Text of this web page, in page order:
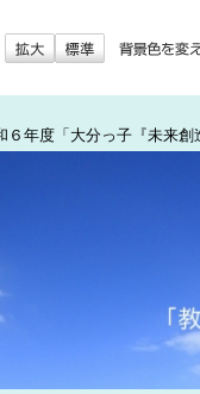
６年度「大分っ子『未来